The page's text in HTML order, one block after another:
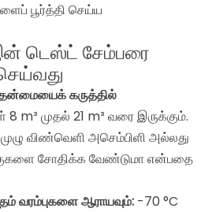
பூர்த்தி செய்ய
டெஸ்ட் சேம்பரை
கருத்தில்
8 m³ முதல் 21 m³ வரை இருக்கும்.
முழு விண்வெளி அசெம்பிளி அல்லது
சோதிக்க வேண்டுமா என்பதை
வரம்புகளை ஆராயவும்: -70 °C